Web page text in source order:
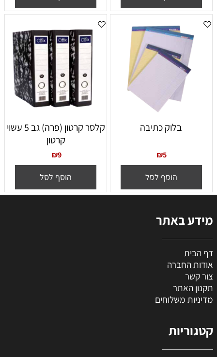
בלוק כתיבה
₪5
הוסף לסל
קלסר קרטון (פרה) גב 5 עשוי
קרטון
₪9
הוסף לסל
מידע באתר
דף הבית
אודות החברה
צור קשר
תקנון האתר
מדיניות משלוחים
קטגוריות